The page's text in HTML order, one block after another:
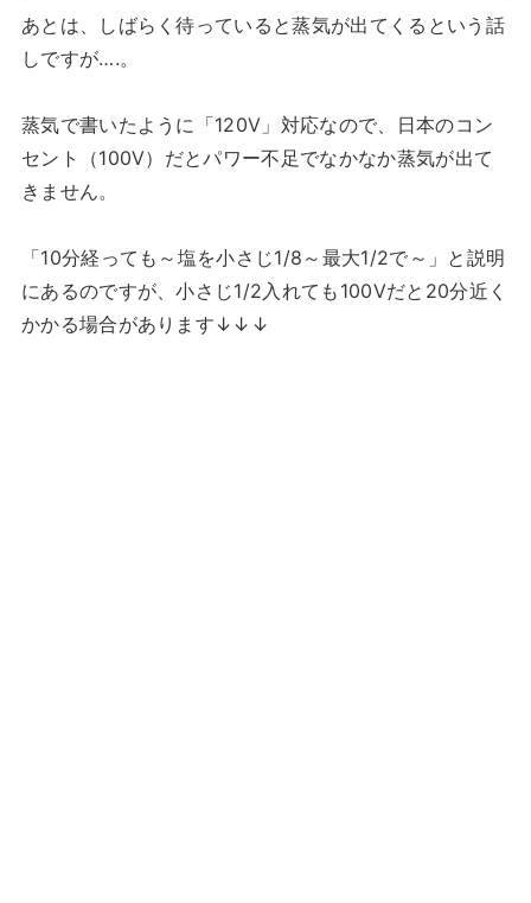
あとは、しばらく待っていると蒸気が出てくるという話
しですが….。
蒸気で書いたように「120V」対応なので、日本のコン
セント（100V）だとパワー不足でなかなか蒸気が出て
きません。
「10分経っても～塩を小さじ1/8～最大1/2で～」と説明
にあるのですが、小さじ1/2入れても100Vだと20分近く
かかる場合があります↓↓↓